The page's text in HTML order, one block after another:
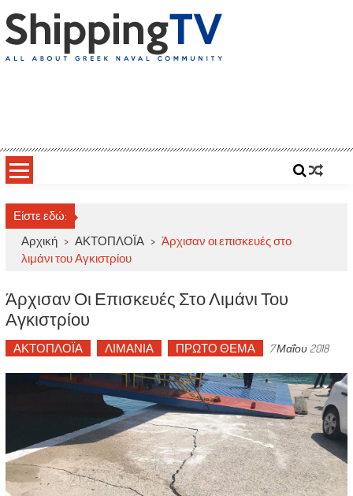
to
content
Είστε εδώ:
Αρχική > ΑΚΤΟΠΛΟΪΑ > Άρχισαν οι επισκευές στο
λιμάνι του Αγκιστρίου
Άρχισαν Οι Επισκευές Στο Λιμάνι Του
Αγκιστρίου
ΑΚΤΟΠΛΟΪΑ ΛΙΜΑΝΙΑ ΠΡΩΤΟ ΘΕΜΑ 7 Μαΐου 2018